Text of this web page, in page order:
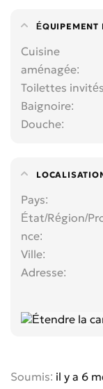
ÉQUIPEMENT
Cuisine
aménagée
Toilettes invités
Baignoire
Douche
Pays
État/Région/
nce
Ville
Adresse
Soumis: il y a 6